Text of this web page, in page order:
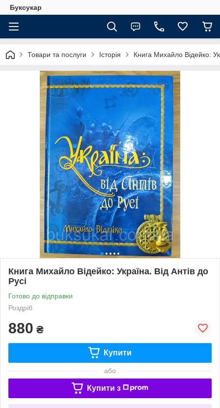
Буксукар
Товари та послуги Історія Книга Михайло Відейко:
Книга Михайло Відейко: Україна. Від Антів до
Русі
Готово до відправки
Роздріб
880 ₴
Купити
або
Купити з